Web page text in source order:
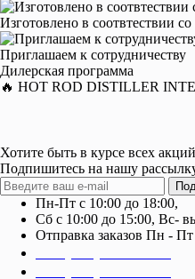
Изготовлено в соотвтествии со
Приглашаем к сотрудничеству
Дилерская программа
🔥 HOT ROD DISTILLER
Хотите быть в курсе всех
Подпишитесь на нашу
Пн-Пт с 10:00 до 18:00,
Сб с 10:00 до 15:00, Вс-
Отправка заказов Пн - Пт